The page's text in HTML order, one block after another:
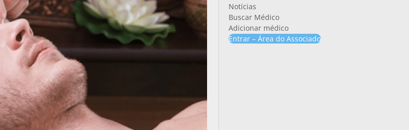
Notícias
Buscar Médico
Adicionar médico
Entrar – Área do Associado